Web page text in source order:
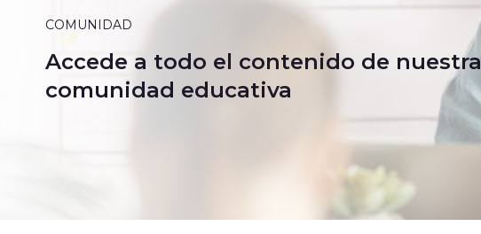
COMUNIDAD
Accede a todo el contenido de nuestra
comunidad educativa